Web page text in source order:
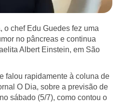
o chef Edu Guedes fez uma
no pâncreas e continua
Albert Einstein, em São
falou rapidamente à coluna de
O Dia, sobre a previsão de
sábado (5/7), como contou o